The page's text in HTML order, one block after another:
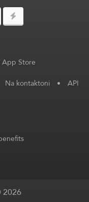
Na kontaktoni • API